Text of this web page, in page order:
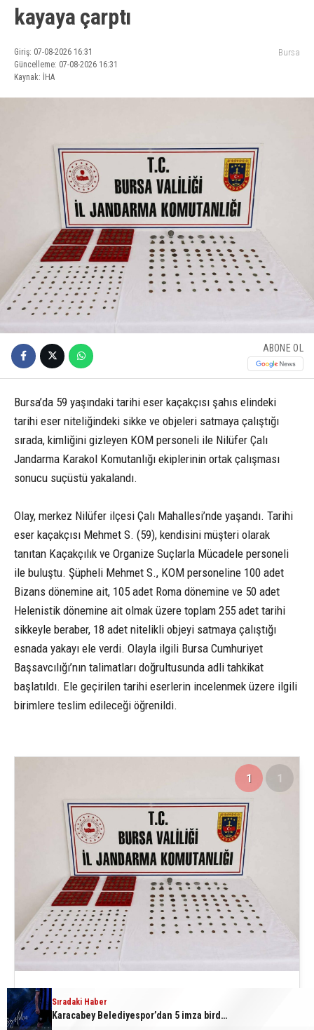
kayaya çarptı
Giriş: 07-08-2026 16:31
Güncelleme: 07-08-2026 16:31
Kaynak: İHA
Bursa
ABONE OL
Bursa’da 59 yaşındaki tarihi eser kaçakçısı şahıs elindeki
tarihi eser niteliğindeki sikke ve objeleri satmaya çalıştığı
sırada, kimliğini gizleyen KOM personeli ile Nilüfer Çalı
Jandarma Karakol Komutanlığı ekiplerinin ortak çalışması
sonucu suçüstü yakalandı.
Olay, merkez Nilüfer ilçesi Çalı Mahallesi’nde yaşandı. Tarihi
eser kaçakçısı Mehmet S. (59), kendisini müşteri olarak
tanıtan Kaçakçılık ve Organize Suçlarla Mücadele personeli
ile buluştu. Şüpheli Mehmet S., KOM personeline 100 adet
Bizans dönemine ait, 105 adet Roma dönemine ve 50 adet
Helenistik dönemine ait olmak üzere toplam 255 adet tarihi
sikkeyle beraber, 18 adet nitelikli objeyi satmaya çalıştığı
esnada yakayı ele verdi. Olayla ilgili Bursa Cumhuriyet
Başsavcılığı’nın talimatları doğrultusunda adli tahkikat
başlatıldı. Ele geçirilen tarihi eserlerin incelenmek üzere ilgili
birimlere teslim edileceği öğrenildi.
1 1
Sıradaki Haber
Karacabey Belediyespor’dan 5 imza birden